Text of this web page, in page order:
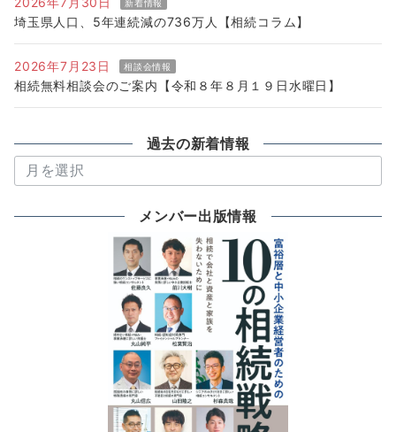
新着情報
埼玉県人口、5年連続減の736万人【相続コラム】
2026年7月23日 相談会情報
相続無料相談会のご案内【令和８年８月１９日水曜日】
過去の新着情報
去
メンバー出版情報